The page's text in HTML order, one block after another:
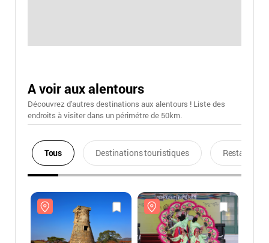
A voir aux alentours
Découvrez d'autres destinations aux alentours ! Liste des
endroits à visiter dans un périmétre de 50km.
Tous Destinations touristiques Restaurants